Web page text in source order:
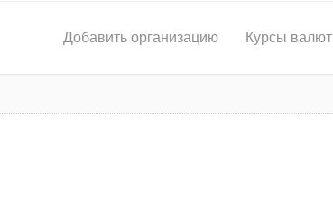
Добавить организацию Курсы валют